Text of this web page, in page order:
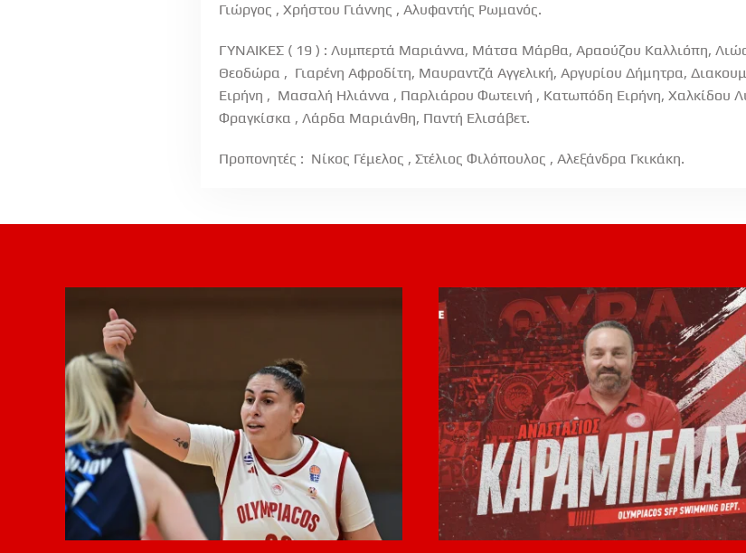
Γιώργος , Χρήστου Γιάννης , Αλυφαντής Ρωμανός.
ΓΥΝΑΙΚΕΣ ( 19 ) : Λυμπερτά Μαριάννα, Μάτσα Μάρθα, Αραούζου Καλλιόπη,
Θεοδώρα , Γιαρένη Αφροδίτη, Μαυραντζά Αγγελική, Αργυρίου Δήμητρα,
Ειρήνη , Μασαλή Ηλιάννα , Παρλιάρου Φωτεινή , Κατωπόδη Ειρήνη, Χαλκίδου
Φραγκίσκα , Λάρδα Μαριάνθη, Παντή Ελισάβετ.
Προπονητές : Νίκος Γέμελος , Στέλιος Φιλόπουλος , Αλεξάνδρα Γκικάκη.